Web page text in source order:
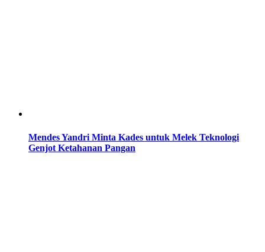
Mendes Yandri Minta Kades untuk Melek Teknologi
Genjot Ketahanan Pangan